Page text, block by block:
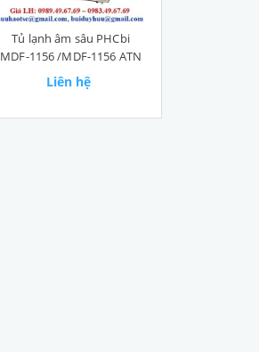
Tủ lạnh âm sâu PHCbi
MDF-1156 /MDF-1156 ATN
Liên hệ